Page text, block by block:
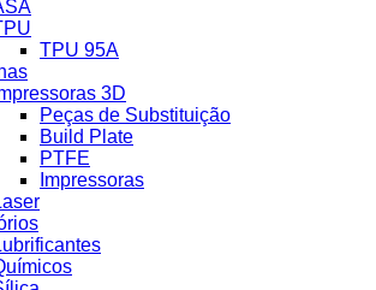
TPU 95A
3D
Peças de Substituição
Build Plate
PTFE
Impressoras